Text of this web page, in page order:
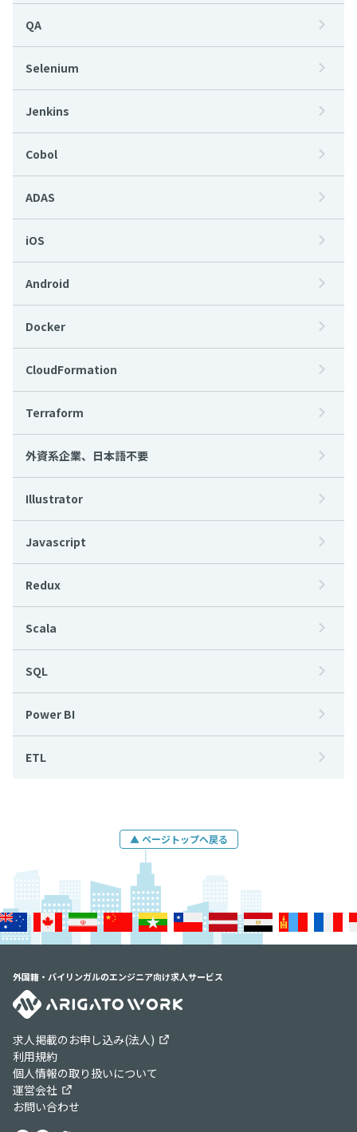
QA
Selenium
Jenkins
Cobol
ADAS
iOS
Android
Docker
CloudFormation
Terraform
外資系企業、日本語不要
Illustrator
Javascript
Redux
Scala
SQL
Power BI
ETL
▲ ページトップへ戻る
外国籍・バイリンガルのエンジニア向け求人サービス
求人掲載のお申し込み(法人)
利用規約
個人情報の取り扱いについて
運営会社
お問い合わせ